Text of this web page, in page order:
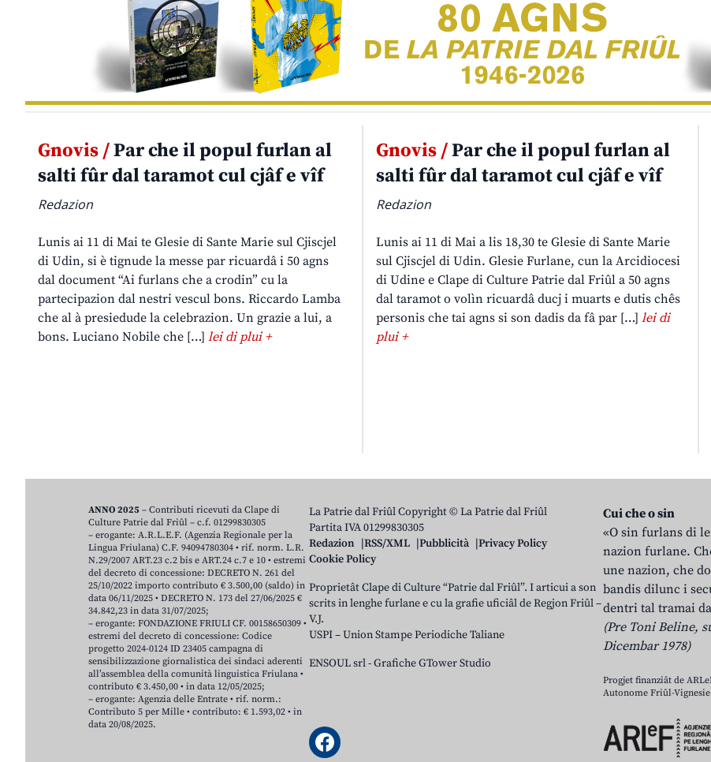
Gnovis /Par che il popul furlan al
salti fûr dal taramot cul cjâf e vîf
Redazion
Lunis ai 11 di Mai te Glesie di Sante Marie sul Cjiscjel
di Udin, si è tignude la messe par ricuardâ i 50 agns
dal document “Ai furlans che a crodin” cu la
partecipazion dal nestri vescul bons. Riccardo Lamba
che al à presiedude la celebrazion. Un grazie a lui, a
bons. Luciano Nobile che […] lei di plui +
Gnovis /Par che il popul furlan al
salti fûr dal taramot cul cjâf e vîf
Redazion
Lunis ai 11 di Mai a lis 18,30 te Glesie di Sante Marie
sul Cjiscjel di Udin. Glesie Furlane, cun la Arcidiocesi
di Udine e Clape di Culture Patrie dal Friûl a 50 agns
dal taramot o volìn ricuardâ ducj i muarts e dutis chês
personis che tai agns si son dadis da fâ par […] lei di
plui +
La Patrie dal Friûl Copyright © La Patrie dal Friûl
Partita IVA 01299830305
Redazion
RSS/XML Pubblicità
Privacy Policy
Cookie Policy
Proprietât Clape di Culture “Patrie dal Friûl”. I articui a son
scrits in lenghe furlane e cu la grafie uficiâl de Regjon Friûl –
V.J.
USPI – Union Stampe Periodiche Taliane
ENSOUL srl-Grafiche GTower Studio
Cui che o sin
«O sin furlans di
nazion furlane.
une nazion, che
bandis dilunc i
dentri tal tramai
(Pre Toni Beline,
Dicembar 1978)
Progjet finanziât de
Autonome Friûl-
ANNO 2025 – Contributi ricevuti da Clape di
Culture Patrie dal Friûl – c.f. 01299830305
– erogante: A.R.L.E.F. (Agenzia Regionale per la
Lingua Friulana) C.F. 94094780304 • rif. norm. L.R.
N.29/2007 ART.23 c.2 bis e ART.24 c.7 e 10 • estremi
del decreto di concessione: DECRETO N. 261 del
25/10/2022 importo contributo € 3.500,00 (saldo) in
data 06/11/2025 • DECRETO N. 173 del 27/06/2025 €
34.842,23 in data 31/07/2025;
– erogante: FONDAZIONE FRIULI CF. 00158650309 •
estremi del decreto di concessione: Codice
progetto 2024-0124 ID 23405 campagna di
sensibilizzazione giornalistica dei sindaci aderenti
all’assemblea della comunità linguistica Friulana •
contributo € 3.450,00 • in data 12/05/2025;
– erogante: Agenzia delle Entrate • rif. norm.:
Contributo 5 per Mille • contributo: € 1.593,02 • in
data 20/08/2025.